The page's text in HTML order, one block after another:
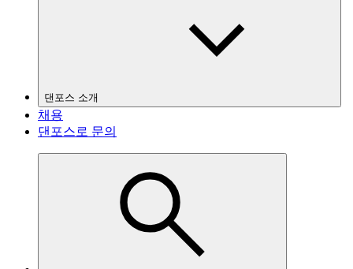
댄포스 소개
채용
댄포스로 문의